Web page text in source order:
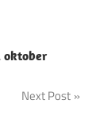
oktober
Next Post